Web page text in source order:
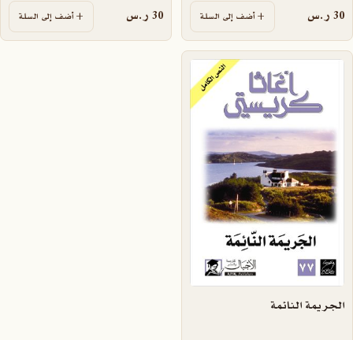
30 ر.س أضف إلى السلة 30 ر.س أضف إلى السلة
الجريمة النائمة